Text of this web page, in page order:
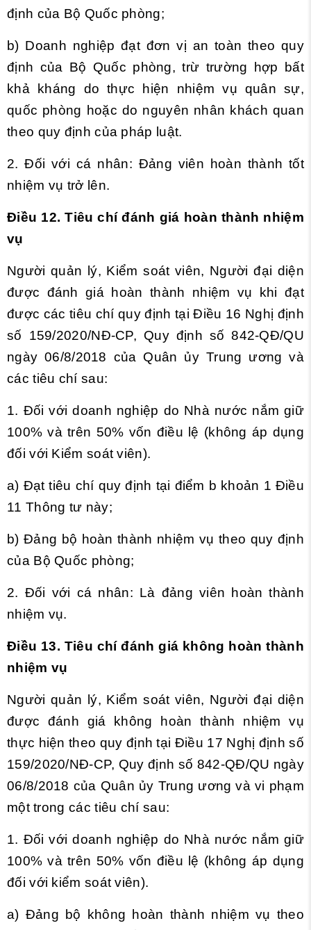
định của Bộ Quốc phòng;
b) Doanh nghiệp đạt đơn vị an toàn theo quy
định của Bộ Quốc phòng, trừ trường hợp bất
khả kháng do thực hiện nhiệm vụ quân sự,
quốc phòng hoặc do nguyên nhân khách quan
theo quy định của pháp luật.
2. Đối với cá nhân: Đảng viên hoàn thành tốt
nhiệm vụ trở lên.
Điều 12. Tiêu chí đánh giá hoàn thành nhiệm
vụ
Người quản lý, Kiểm soát viên, Người đại diện
được đánh giá hoàn thành nhiệm vụ khi đạt
được các tiêu chí quy định tạiĐiều 16 Nghị định
số 159/2020/NĐ-CP, Quy định số 842-QĐ/QU
ngày 06/8/2018 của Quân ủy Trung ương và
các tiêu chí sau:
1. Đối với doanh nghiệp do Nhà nước nắm giữ
100% và trên 50% vốn điều lệ (không áp dụng
đối với Kiểm soát viên).
a) Đạt tiêu chí quy định tại điểm b khoản 1 Điều
11 Thông tư này;
b) Đảng bộ hoàn thành nhiệm vụ theo quy định
của Bộ Quốc phòng;
2. Đối với cá nhân: Là đảng viên hoàn thành
nhiệm vụ.
Điều 13. Tiêu chí đánh giá không hoàn thành
nhiệm vụ
Người quản lý, Kiểm soát viên, Người đại diện
được đánh giá không hoàn thành nhiệm vụ
thực hiện theo quy định tại Điều 17 Nghị định số
159/2020/NĐ-CP, Quy định số 842-QĐ/QU ngày
06/8/2018 của Quân ủy Trung ương và vi phạm
một trong các tiêu chí sau:
1. Đối với doanh nghiệp do Nhà nước nắm giữ
100% và trên 50% vốn điều lệ (không áp dụng
đối với kiểm soát viên).
a) Đảng bộ không hoàn thành nhiệm vụ theo